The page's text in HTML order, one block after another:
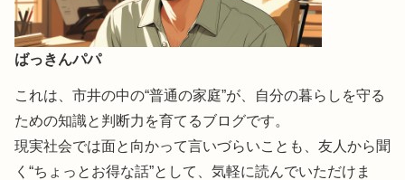
ばっきんパパ
これは、市井の中の“普通の家庭”が、自分の暮らしを守る
ための知識と判断力を育てるブログです。
現実社会では面と向かって言いづらいことも、友人から聞
く“ちょっとお得な話”として、気軽に読んでいただけま